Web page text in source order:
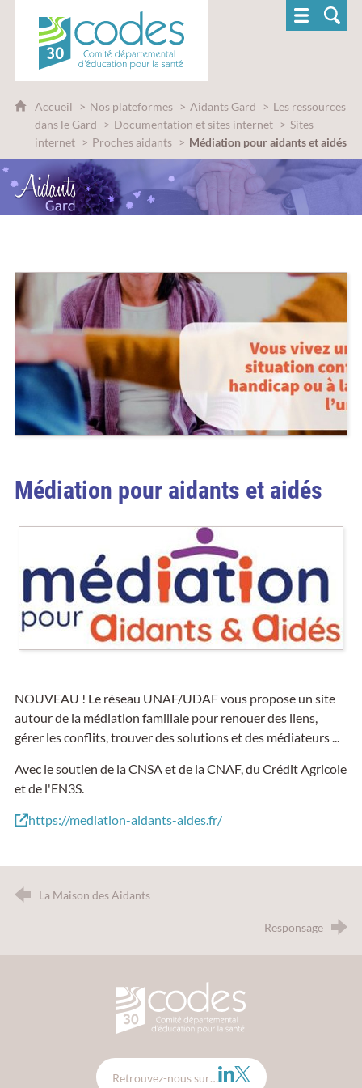
CoDES 30 - Comité départemental
Accueil Nos plateformes Aidants Gard
Les ressources
dans le Gard
Documentation et sites internet
Sites
internet
Proches aidants Médiation pour aidants et aidés
Médiation pour aidants et aidés
NOUVEAU ! Le réseau UNAF/UDAF vous propose un site
autour de la médiation familiale pour renouer des liens,
gérer les conflits, trouver des solutions et des médiateurs ...
Avec le soutien de la CNSA et de la CNAF, du Crédit Agricole
et de l'EN3S.
https://mediation-aidants-aides.fr/
La Maison des Aidants
Responsage
CODES 30 - Comité
Retrouvez-nous sur… LinkedIn
Twitter